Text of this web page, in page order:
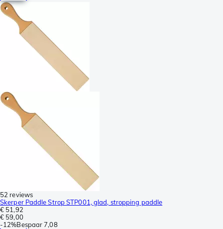
52 reviews
Skerper Paddle Strop STP001, glad, stropping paddle
€ 51,92
€ 59,00
-12%Bespaar 7,08